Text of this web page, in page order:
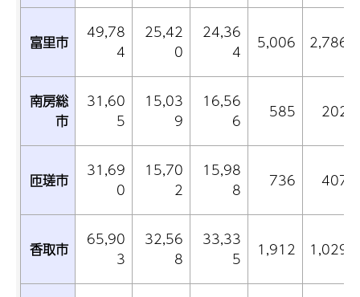
富里市
49,78
4
25,42
0
24,36
4
5,006 2,786
南房総
市
31,60
5
15,03
9
16,56
6
585 202
匝瑳市
31,69
0
15,70
2
15,98
8
736 407
香取市
65,90
3
32,56
8
33,33
5
1,912 1,029